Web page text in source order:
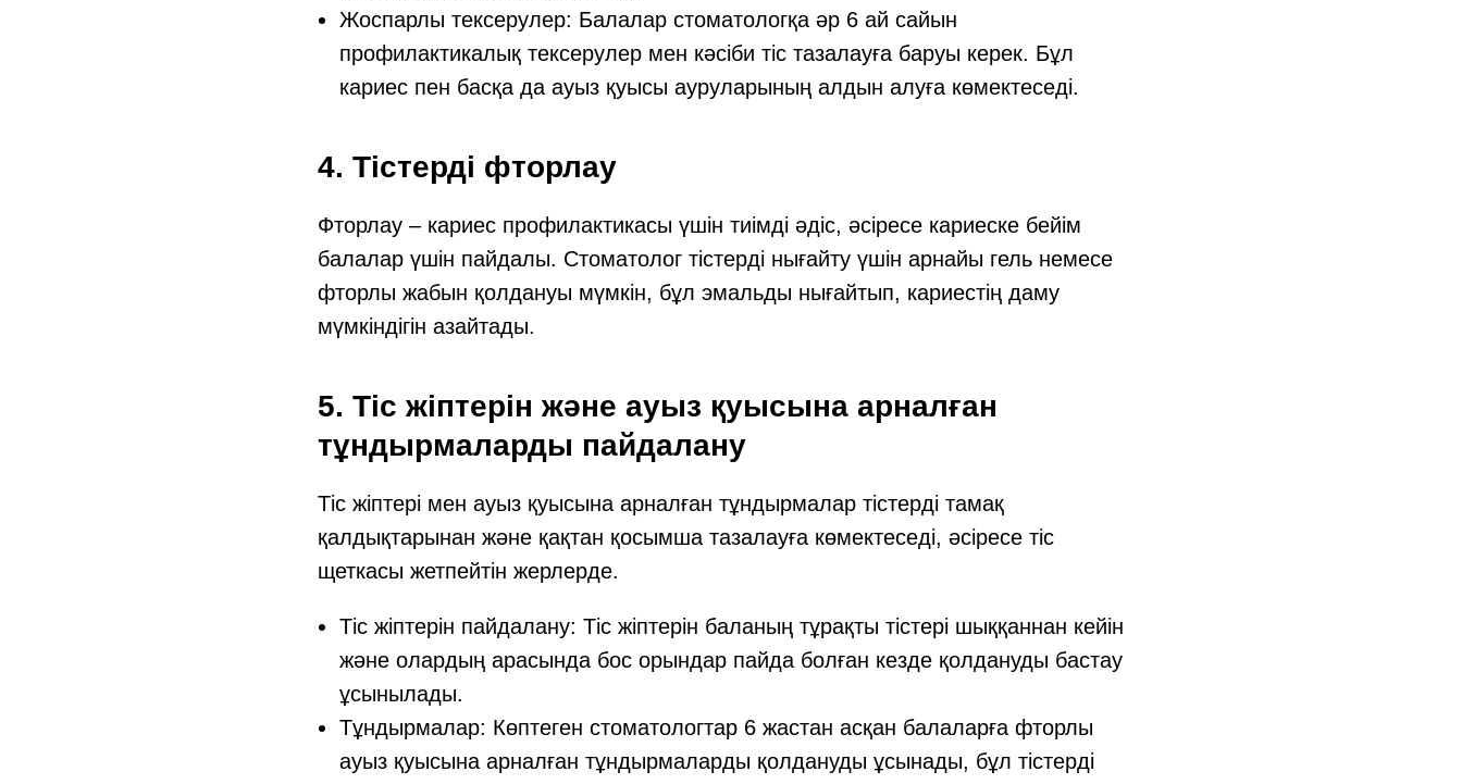
Жоспарлы тексерулер: Балалар стоматологқа әр 6 ай сайын
профилактикалық тексерулер мен кәсіби тіс тазалауға баруы керек. Бұл
кариес пен басқа да ауыз қуысы ауруларының алдын алуға көмектеседі.
4. Тістерді фторлау
Фторлау – кариес профилактикасы үшін тиімді әдіс, әсіресе кариеске бейім
балалар үшін пайдалы. Стоматолог тістерді нығайту үшін арнайы гель немесе
фторлы жабын қолдануы мүмкін, бұл эмальды нығайтып, кариестің даму
мүмкіндігін азайтады.
5. Тіс жіптерін және ауыз қуысына арналған
тұндырмаларды пайдалану
Тіс жіптері мен ауыз қуысына арналған тұндырмалар тістерді тамақ
қалдықтарынан және қақтан қосымша тазалауға көмектеседі, әсіресе тіс
щеткасы жетпейтін жерлерде.
Тіс жіптерін пайдалану: Тіс жіптерін баланың тұрақты тістері шыққаннан кейін
және олардың арасында бос орындар пайда болған кезде қолдануды бастау
ұсынылады.
Тұндырмалар: Көптеген стоматологтар 6 жастан асқан балаларға фторлы
ауыз қуысына арналған тұндырмаларды қолдануды ұсынады, бұл тістерді